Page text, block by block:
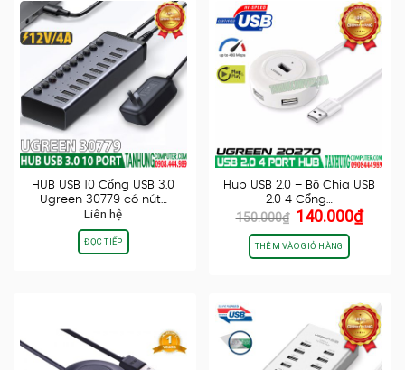
HUB USB 10 Cổng USB 3.0
Ugreen 30779 có nút…
Liên hệ
ĐỌC TIẾP
Hub USB 2.0 – Bộ Chia USB
2.0 4 Cổng…
150.000₫ Giá
gốc
là:
150.000₫.
140.000₫Giá
THÊM VÀO GIỎ HÀNG